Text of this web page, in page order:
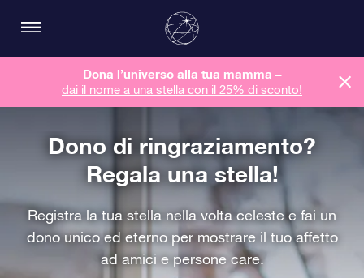
Dona l’universo alla tua mamma –
dai il nome a una stella con il 25% di sconto!
Dono di ringraziamento?
Regala una stella!
Registra la tua stella nella volta celeste e fai un
dono unico ed eterno per mostrare il tuo affetto
ad amici e persone care.